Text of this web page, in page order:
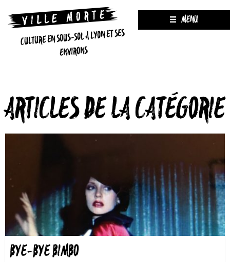
CULTURE EN SOUS-SOL À LYON ET SES
ENVIRONS
MENU
ARTICLES DE LA CATÉGORIE
BYE-BYE BIMBO